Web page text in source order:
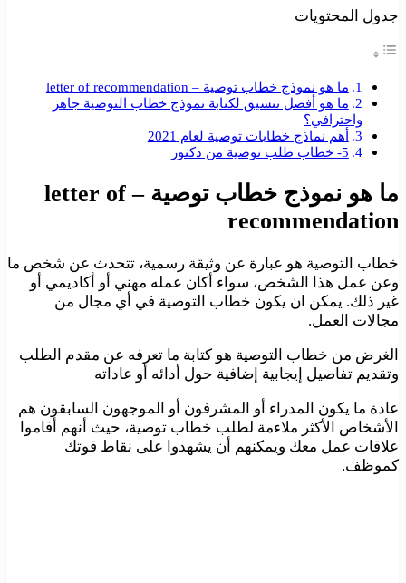
جدول المحتويات
ما هو نموذج خطاب توصية – letter of recommendation
ما هو أفضل تنسيق لكتابة نموذج خطاب التوصية جاهز
واحترافي؟
أهم نماذج خطابات توصية لعام 2021
5- خطاب طلب توصية من دكتور
ما هو نموذج خطاب توصية – letter of
recommendation
خطاب التوصية هو عبارة عن وثيقة رسمية، تتحدث عن شخص ما
وعن عمل هذا الشخص، سواء أكان عمله مهني أو أكاديمي أو
غير ذلك. يمكن ان يكون خطاب التوصية في أي مجال من
مجالات العمل.
الغرض من خطاب التوصية هو كتابة ما تعرفه عن مقدم الطلب
وتقديم تفاصيل إيجابية إضافية حول أدائه أو عاداته
عادة ما يكون المدراء أو المشرفون أو الموجهون السابقون هم
الأشخاص الأكثر ملاءمة لطلب خطاب توصية، حيث أنهم أقاموا
علاقات عمل معك ويمكنهم أن يشهدوا على نقاط قوتك
كموظف.